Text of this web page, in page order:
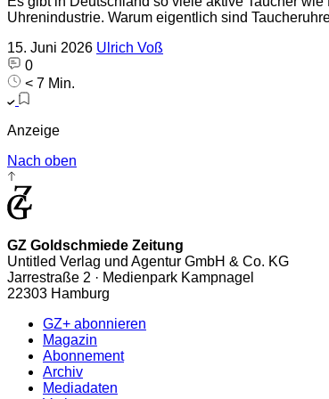
Uhrenindustrie. Warum eigentlich sind
15. Juni 2026 Ulrich Voß
0
< 7 Min.
Anzeige
Nach oben
GZ Goldschmiede Zeitung
Untitled Verlag und Agentur GmbH & Co. KG
Jarrestraße 2 · Medienpark Kampnagel
22303 Hamburg
GZ+ abonnieren
Magazin
Abonnement
Archiv
Mediadaten